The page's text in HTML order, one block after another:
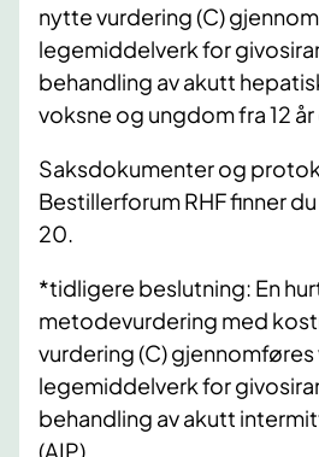
nytte vurdering (C)
legemiddelverk for
behandling av akutt
voksne og ungdom fra 12
Saksdokumenter og
Bestillerforum RHF finner du
20.
*tidligere beslutning: En
metodevurdering med
vurdering (C)
legemiddelverk for
behandling av akutt
(AIP).